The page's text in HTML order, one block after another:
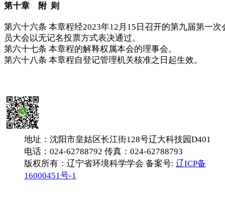
第十章 附 则
第六十六条 本章程经2023年12月15日召开的第九届第一次
员大会以无记名投票方式表决通过。
第六十七条 本章程的解释权属本会的理事会。
第六十八条 本章程自登记管理机关核准之日起生效。
地址：沈阳市皇姑区长江街128号辽大科技园D401
电话：024-62788792 传真：024-62788793
版权所有：辽宁省环境科学学会 备案号: 辽ICP备
16000451号-1